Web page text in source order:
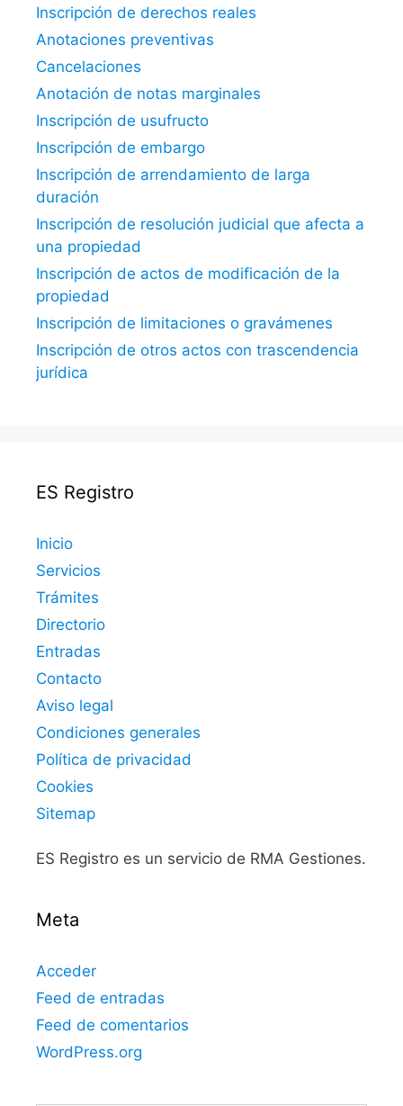
Inscripción de derechos reales
Anotaciones preventivas
Cancelaciones
Anotación de notas marginales
Inscripción de usufructo
Inscripción de embargo
Inscripción de arrendamiento de larga
duración
Inscripción de resolución judicial que afecta a
una propiedad
Inscripción de actos de modificación de la
propiedad
Inscripción de limitaciones o gravámenes
Inscripción de otros actos con trascendencia
jurídica
ES Registro
Inicio
Servicios
Trámites
Directorio
Entradas
Contacto
Aviso legal
Condiciones generales
Política de privacidad
Cookies
Sitemap
ES Registro es un servicio de RMA Gestiones.
Meta
Acceder
Feed de entradas
Feed de comentarios
WordPress.org